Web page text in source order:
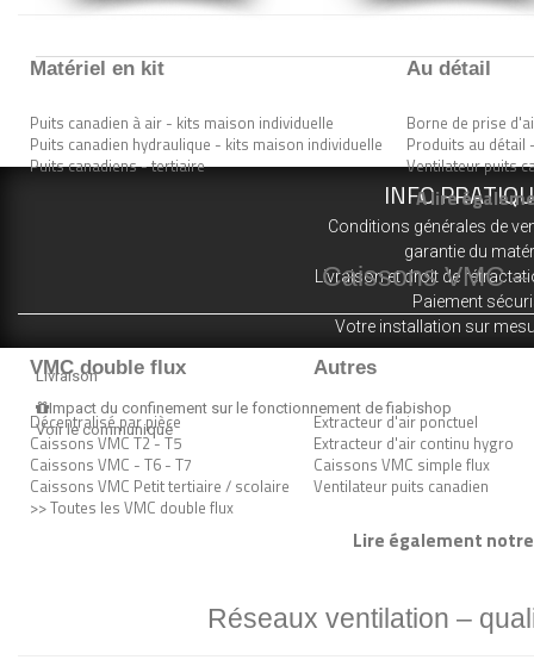
Matériel en kit
Puits canadien à air - kits maison individuelle
Puits canadien hydraulique - kits maison individuelle
Puits canadiens - tertiaire
Au détail
Borne de prise
Produits au détail
Ventilateur puits
A lire
Caissons VMC
VMC double flux
Décentralisé par pièce
Caissons VMC T2 - T5
Caissons VMC - T6 - T7
Caissons VMC Petit tertiaire / scolaire
>> Toutes les VMC double flux
Autres
Extracteur d'air ponctuel
Extracteur d'air continu hygro
Caissons VMC simple flux
Ventilateur puits canadien
Lire également
Réseaux ventilation –
INFO
Conditions générales de
garantie du
Livraison et droit de
Paiement
Votre installation sur
Livraison
Impact du confinement sur le fonctionnement de fiabishop
Voir le communiqué